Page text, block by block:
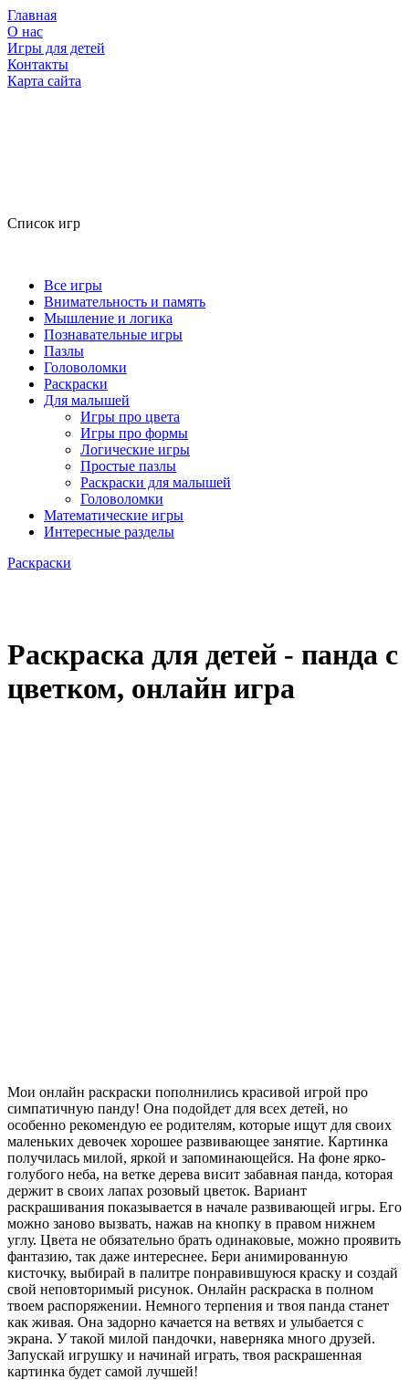
Главная
О нас
Игры для детей
Контакты
Карта сайта
Список игр
Все игры
Внимательность и память
Мышление и логика
Познавательные игры
Пазлы
Головоломки
Раскраски
Для малышей
Игры про цвета
Игры про формы
Логические игры
Простые пазлы
Раскраски для малышей
Головоломки
Математические игры
Интересные разделы
Раскраски
Раскраска для детей - панда с
цветком, онлайн игра
Мои онлайн раскраски пополнились красивой игрой про
симпатичную панду! Она подойдет для всех детей, но
особенно рекомендую ее родителям, которые ищут для своих
маленьких девочек хорошее развивающее занятие. Картинка
получилась милой, яркой и запоминающейся. На фоне ярко-
голубого неба, на ветке дерева висит забавная панда, которая
держит в своих лапах розовый цветок. Вариант
раскрашивания показывается в начале развивающей игры. Его
можно заново вызвать, нажав на кнопку в правом нижнем
углу. Цвета не обязательно брать одинаковые, можно проявить
фантазию, так даже интереснее. Бери анимированную
кисточку, выбирай в палитре понравившуюся краску и создай
свой неповторимый рисунок. Онлайн раскраска в полном
твоем распоряжении. Немного терпения и твоя панда станет
как живая. Она задорно качается на ветвях и улыбается с
экрана. У такой милой пандочки, наверняка много друзей.
Запускай игрушку и начинай играть, твоя раскрашенная
картинка будет самой лучшей!